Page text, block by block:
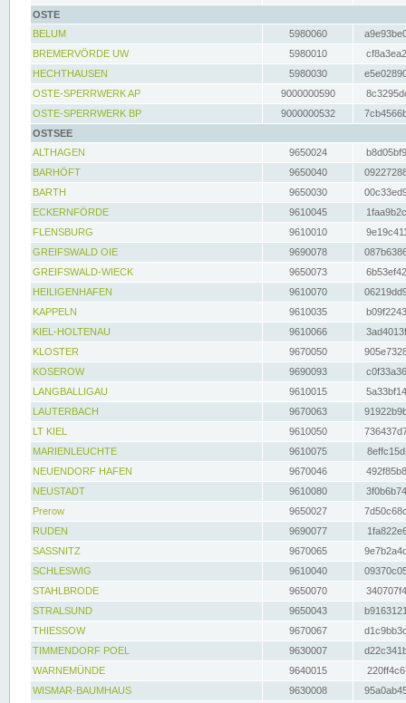
OSTE
BELUM
5980060
BREMERVÖRDE UW
5980010
HECHTHAUSEN
5980030
OSTE-SPERRWERK AP
9000000590
OSTE-SPERRWERK BP
9000000532
OSTSEE
ALTHAGEN
9650024
BARHÖFT
9650040
BARTH
9650030
ECKERNFÖRDE
9610045
FLENSBURG
9610010
GREIFSWALD OIE
9690078
GREIFSWALD-WIECK
9650073
HEILIGENHAFEN
9610070
KAPPELN
9610035
KIEL-HOLTENAU
9610066
KLOSTER
9670050
KOSEROW
9690093
LANGBALLIGAU
9610015
LAUTERBACH
9670063
LT KIEL
9610050
MARIENLEUCHTE
9610075
NEUENDORF HAFEN
9670046
NEUSTADT
9610080
Prerow
9650027
RUDEN
9690077
SASSNITZ
9670065
SCHLESWIG
9610040
STAHLBRODE
9650070
STRALSUND
9650043
THIESSOW
9670067
TIMMENDORF POEL
9630007
WARNEMÜNDE
9640015
WISMAR-BAUMHAUS
9630008